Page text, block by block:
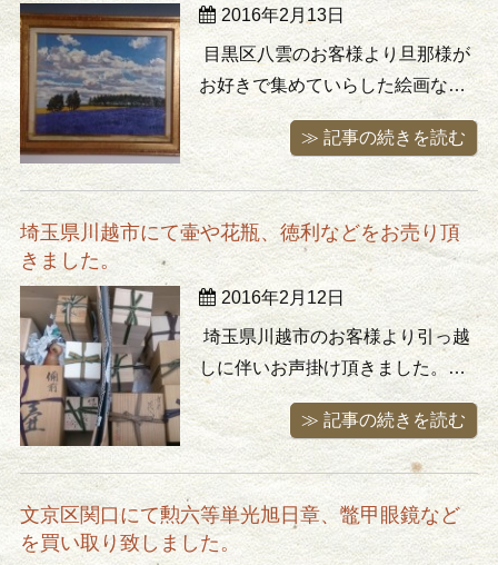
な中、沢山の物に埋もれつつもオ
ーラを放 ...
2016年2月13日
目黒区八雲のお客様より旦那様が
お好きで集めていらした絵画など
を買取りさせて頂きました。写真
左側の綺麗なラベンダー畑が広が
る北海道の風景画は日展評議員・
樋口洋の作品、妖艶な雰囲気の少
女(女性？)の絵は上代誠の作品で
す。 調べると上代誠さんも
樋口洋と同様に北海道の風景画を
多 ...
≫ 記事の続きを読む
埼玉県川越市にて壷や花瓶、徳利などをお売り頂
きました。
2016年2月12日
埼玉県川越市のお客様より引っ越
しに伴いお声掛け頂きました。殆
どはしっかりした桐箱に入った近
年の作家物の陶磁器。壷や花瓶、
酒器などなど。旅行先で見るとは
欲しくなり買い集めたそうです。
今回、お引っ越し先に持ち込み切
れないためお気に入り数点を除き
≫ 記事の続きを読む
文京区関口にて勲六等単光旭日章、鼈甲眼鏡など
を買い取り致しました。